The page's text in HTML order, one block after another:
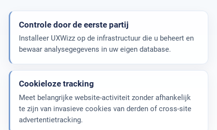
Controle door de eerste partij
Installeer UXWizz op de infrastructuur die u beheert en
bewaar analysegegevens in uw eigen database.
Cookieloze tracking
Meet belangrijke website-activiteit zonder afhankelijk
te zijn van invasieve cookies van derden of cross-site
advertentietracking.